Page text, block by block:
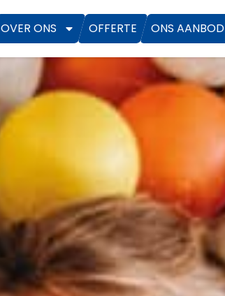
OVER ONS OFFERTE ONS AANBOD